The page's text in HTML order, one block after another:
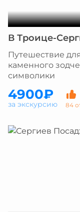
В Троице-
Путешествие
каменного
символики
4900₽
84
за экскурсию